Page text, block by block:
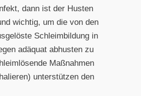
dann ist der Husten
wichtig, um die von den
Schleimbildung in
adäquat abhusten zu
Maßnahmen
unterstützen den